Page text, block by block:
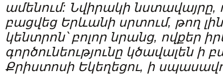
ամենում: Նվիրակի նստավայրը,
բացվեց Երևանի սրտում, թող
կենտրոն՝ բոլոր նրանց, ովքեր
գործունեությունը կծավալեն ի
Քրիստոսի Եկեղեցու, ի